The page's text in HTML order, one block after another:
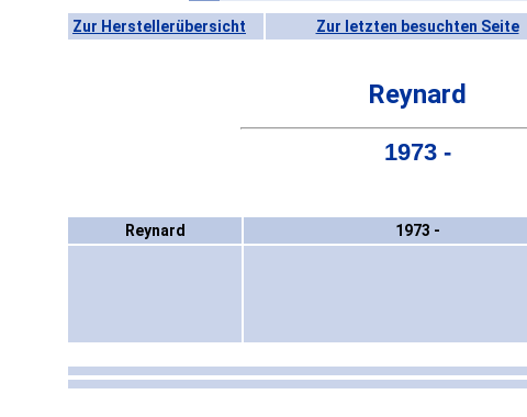
Zur Herstellerübersicht Zur letzten besuchten Seite
Reynard
1973 -
Reynard 1973 -